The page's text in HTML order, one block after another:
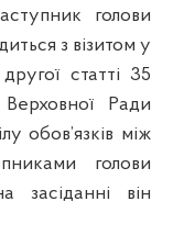
голови
з візитом у
статті 35
Ради
обов’язків між
голови
засіданні він